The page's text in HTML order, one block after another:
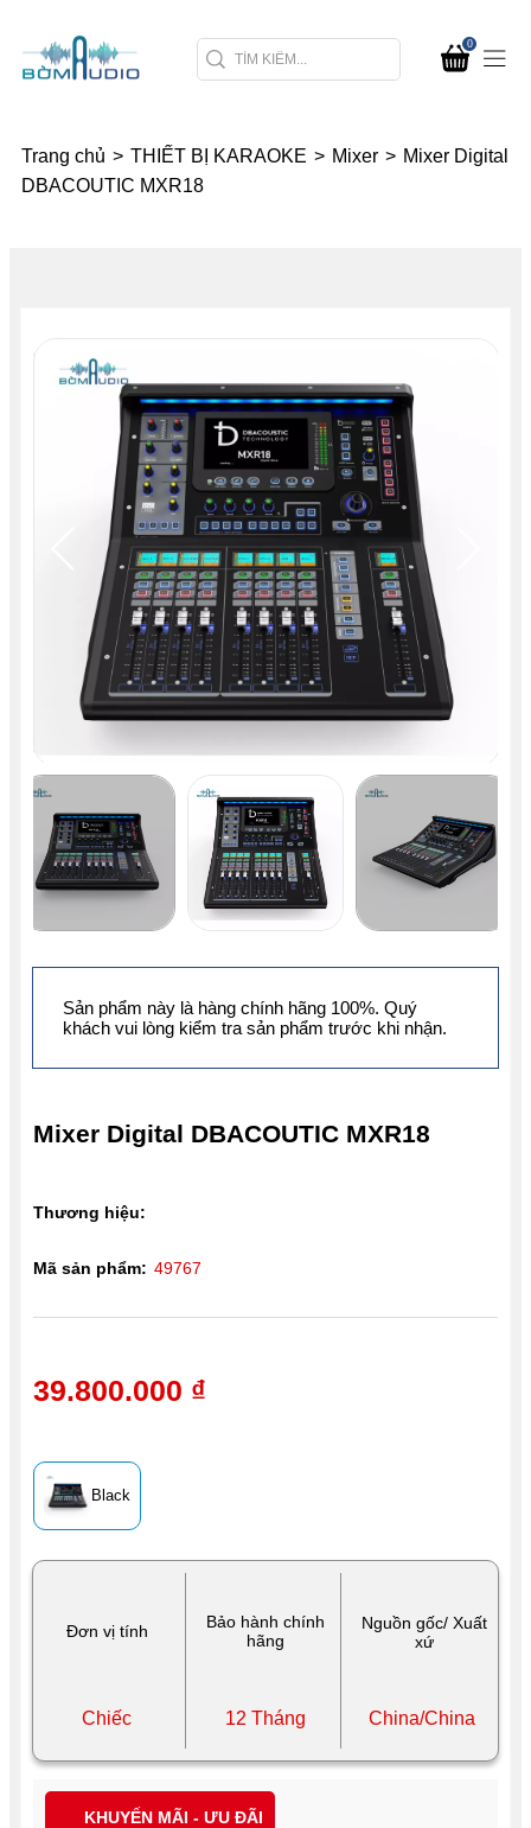
0
Trang chủ > THIẾT BỊ KARAOKE > Mixer > Mixer Digital
DBACOUTIC MXR18
Đơn vị tính
Bảo hành chính
hãng
Nguồn gốc/ Xuất
xứ
Chiếc 12 Tháng China/China
Mixer Digital DBACOUTIC MXR18
Black
39.800.000 ₫
Thương hiệu:
Mã sản phẩm: 49767
KHUYẾN MÃI - ƯU ĐÃI
Sản phẩm này là hàng chính hãng 100%. Quý
khách vui lòng kiểm tra sản phẩm trước khi nhận.